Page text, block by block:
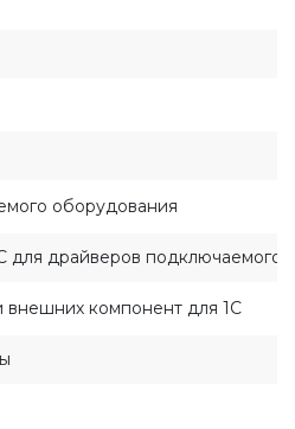
оборудования
для драйверов подключаемого
внешних компонент для 1С